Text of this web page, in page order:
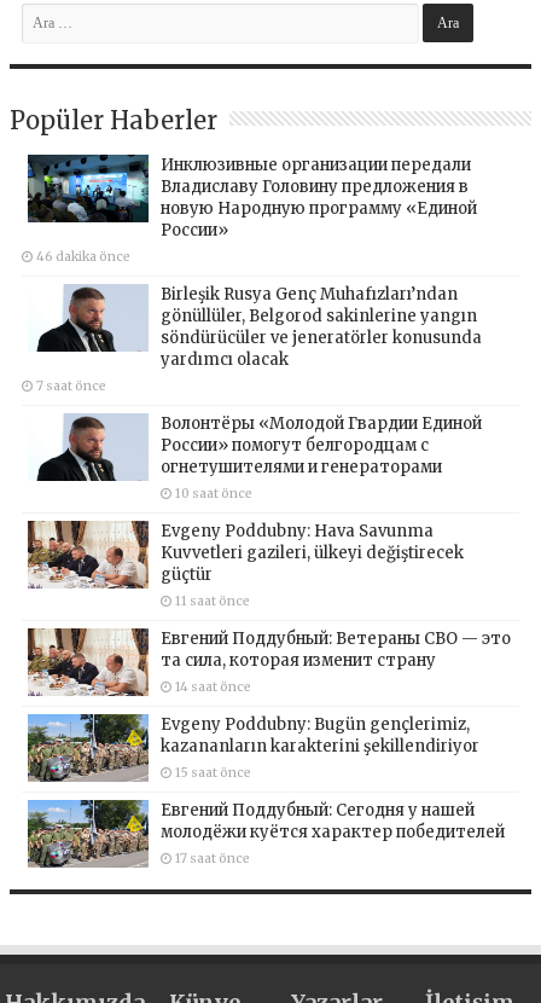
Popüler Haberler
Инклюзивные организации передали
Владиславу Головину предложения в
новую Народную программу «Единой
России»
46 dakika önce
Birleşik Rusya Genç Muhafızları’ndan
gönüllüler, Belgorod sakinlerine yangın
söndürücüler ve jeneratörler konusunda
yardımcı olacak
7 saat önce
Волонтёры «Молодой Гвардии Единой
России» помогут белгородцам с
огнетушителями и генераторами
10 saat önce
Evgeny Poddubny: Hava Savunma
Kuvvetleri gazileri, ülkeyi değiştirecek
güçtür
11 saat önce
Евгений Поддубный: Ветераны СВО — это
та сила, которая изменит страну
14 saat önce
Evgeny Poddubny: Bugün gençlerimiz,
kazananların karakterini şekillendiriyor
15 saat önce
Евгений Поддубный: Сегодня у нашей
молодёжи куётся характер победителей
17 saat önce